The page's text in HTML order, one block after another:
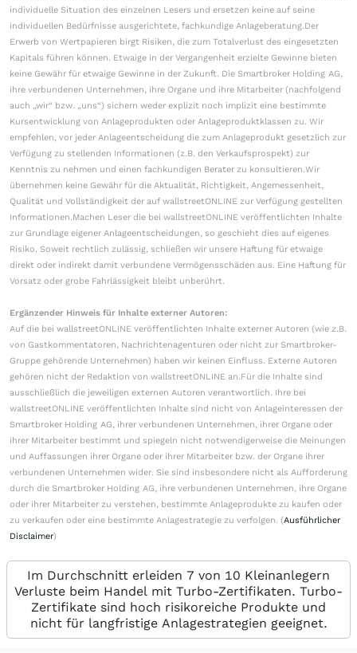
individuelle Situation des einzelnen Lesers und ersetzen keine auf seine
individuellen Bedürfnisse ausgerichtete, fachkundige Anlageberatung.Der
Erwerb von Wertpapieren birgt Risiken, die zum Totalverlust des eingesetzten
Kapitals führen können. Etwaige in der Vergangenheit erzielte Gewinne bieten
keine Gewähr für etwaige Gewinne in der Zukunft. Die Smartbroker Holding AG,
ihre verbundenen Unternehmen, ihre Organe und ihre Mitarbeiter (nachfolgend
auch „wir“ bzw. „uns“) sichern weder explizit noch implizit eine bestimmte
Kursentwicklung von Anlageprodukten oder Anlageproduktklassen zu. Wir
empfehlen, vor jeder Anlageentscheidung die zum Anlageprodukt gesetzlich zur
Verfügung zu stellenden Informationen (z.B. den Verkaufsprospekt) zur
Kenntnis zu nehmen und einen fachkundigen Berater zu konsultieren.Wir
übernehmen keine Gewähr für die Aktualität, Richtigkeit, Angemessenheit,
Qualität und Vollständigkeit der auf wallstreetONLINE zur Verfügung gestellten
Informationen.Machen Leser die bei wallstreetONLINE veröffentlichten Inhalte
zur Grundlage eigener Anlageentscheidungen, so geschieht dies auf eigenes
Risiko. Soweit rechtlich zulässig, schließen wir unsere Haftung für etwaige
direkt oder indirekt damit verbundene Vermögensschäden aus. Eine Haftung für
Vorsatz oder grobe Fahrlässigkeit bleibt unberührt.
Ergänzender Hinweis für Inhalte externer Autoren:
Auf die bei wallstreetONLINE veröffentlichten Inhalte externer Autoren (wie z.B.
von Gastkommentatoren, Nachrichtenagenturen oder nicht zur Smartbroker-
Gruppe gehörende Unternehmen) haben wir keinen Einfluss. Externe Autoren
gehören nicht der Redaktion von wallstreetONLINE an.Für die Inhalte sind
ausschließlich die jeweiligen externen Autoren verantwortlich. Ihre bei
wallstreetONLINE veröffentlichten Inhalte sind nicht von Anlageinteressen der
Smartbroker Holding AG, ihrer verbundenen Unternehmen, ihrer Organe oder
ihrer Mitarbeiter bestimmt und spiegeln nicht notwendigerweise die Meinungen
und Auffassungen ihrer Organe oder ihrer Mitarbeiter bzw. der Organe ihrer
verbundenen Unternehmen wider. Sie sind insbesondere nicht als Aufforderung
durch die Smartbroker Holding AG, ihre verbundenen Unternehmen, ihre Organe
oder ihrer Mitarbeiter zu verstehen, bestimmte Anlageprodukte zu kaufen oder
zu verkaufen oder eine bestimmte Anlagestrategie zu verfolgen. (Ausführlicher
Disclaimer)
Im Durchschnitt erleiden 7 von 10 Kleinanlegern
Verluste beim Handel mit Turbo-Zertifikaten. Turbo-
Zertifikate sind hoch risikoreiche Produkte und
nicht für langfristige Anlagestrategien geeignet.